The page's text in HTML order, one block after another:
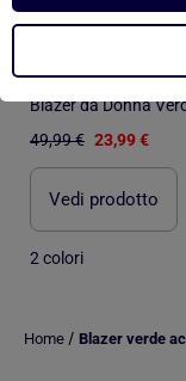
-52%
49,99 € 23,99 €
Vedi prodotto
2 colori
Home / Blazer verde